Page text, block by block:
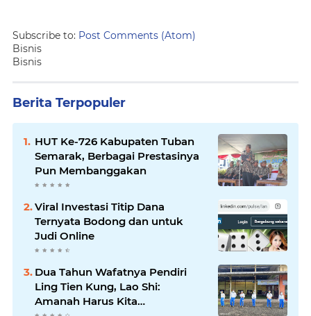
Subscribe to: Post Comments (Atom)
Bisnis
Bisnis
Berita Terpopuler
HUT Ke-726 Kabupaten Tuban
Semarak, Berbagai Prestasinya
Pun Membanggakan
Viral Investasi Titip Dana
Ternyata Bodong dan untuk
Judi Online
Dua Tahun Wafatnya Pendiri
Ling Tien Kung, Lao Shi:
Amanah Harus Kita